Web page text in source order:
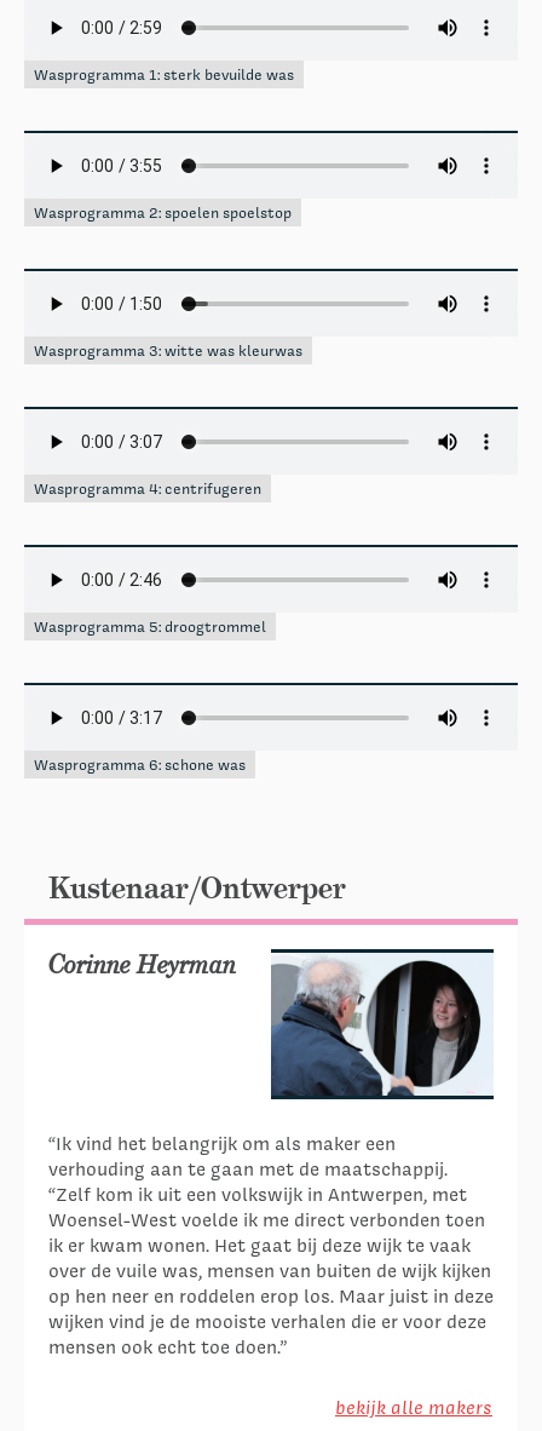
Wasprogramma 1: sterk bevuilde was
Wasprogramma 2: spoelen spoelstop
Wasprogramma 3: witte was kleurwas
Wasprogramma 4: centrifugeren
Wasprogramma 5: droogtrommel
Wasprogramma 6: schone was
Kustenaar/Ontwerper
Corinne Heyrman
“Ik vind het belangrijk om als maker een
verhouding aan te gaan met de maatschappij.
“Zelf kom ik uit een volkswijk in Antwerpen, met
Woensel-West voelde ik me direct verbonden toen
ik er kwam wonen. Het gaat bij deze wijk te vaak
over de vuile was, mensen van buiten de wijk kijken
op hen neer en roddelen erop los. Maar juist in deze
wijken vind je de mooiste verhalen die er voor deze
mensen ook echt toe doen.”
bekijk alle makers